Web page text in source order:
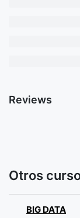
Reviews
Otros
BIG DATA